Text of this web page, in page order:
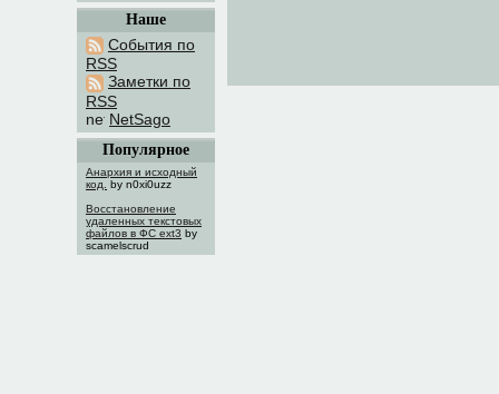
Наше
События по
RSS
Заметки по
RSS
NetSago
Популярное
Анархия и исходный
код.
by n0xi0uzz
Восстановление
удаленных текстовых
файлов в ФС ext3 by
scamelscrud